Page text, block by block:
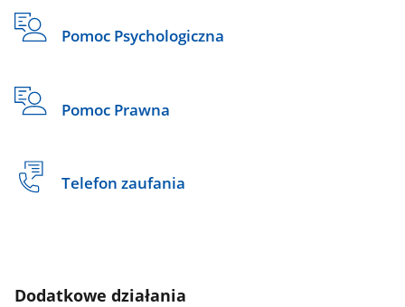
Pomoc Psychologiczna
Pomoc Prawna
Telefon zaufania
Dodatkowe działania